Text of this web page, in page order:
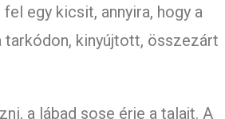
egy kicsit, annyira, hogy a
kinyújtott, összezárt
a lábad sose érje a talajt. A